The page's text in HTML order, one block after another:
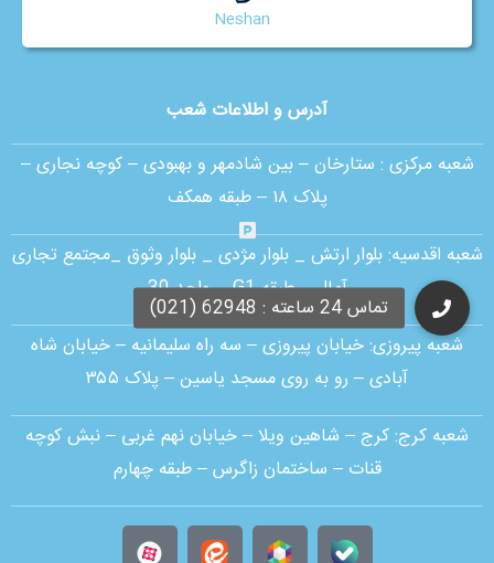
آدرس و اطلاعات شعب
شعبه مرکزی : ستارخان – بین شادمهر و بهبودی – کوچه نجاری –
پلاک ۱۸ – طبقه همکف
شعبه اقدسیه:بلوار ارتش _ بلوار مژدی _ بلوار وثوق _مجتمع تجاری
آمال _ طبقه G1 _ واحد 30
شعبه پیروزی: خیابان پیروزی – سه راه سلیمانیه – خیابان شاه
آبادی – رو به روی مسجد یاسین – پلاک ۳۵۵
شعبه کرج:کرج – شاهین ویلا – خیابان نهم غربی – نبش کوچه
قنات – ساختمان زاگرس – طبقه چهارم
Neshan